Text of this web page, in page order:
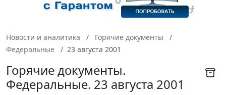
Новости и аналитика
Горячие документы
Федеральные
23 августа 2001
Горячие документы.
Федеральные. 23 августа 2001